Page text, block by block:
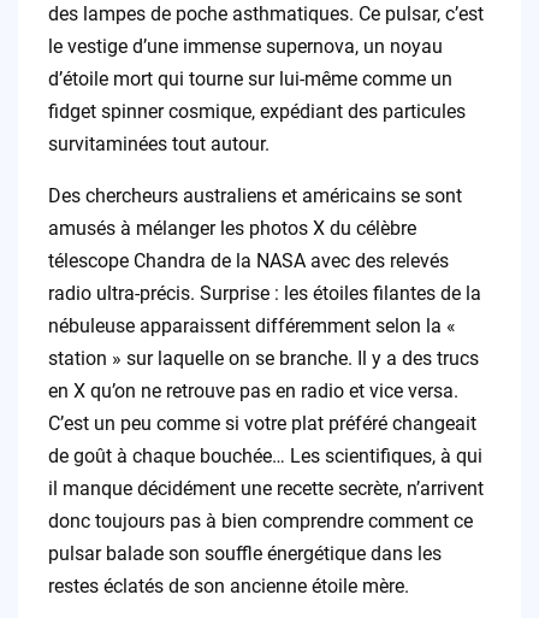
des lampes de poche asthmatiques. Ce pulsar, c’est
le vestige d’une immense supernova, un noyau
d’étoile mort qui tourne sur lui-même comme un
fidget spinner cosmique, expédiant des particules
survitaminées tout autour.
Des chercheurs australiens et américains se sont
amusés à mélanger les photos X du célèbre
télescope Chandra de la NASA avec des relevés
radio ultra-précis. Surprise : les étoiles filantes de la
nébuleuse apparaissent différemment selon la «
station » sur laquelle on se branche. Il y a des trucs
en X qu’on ne retrouve pas en radio et vice versa.
C’est un peu comme si votre plat préféré changeait
de goût à chaque bouchée… Les scientifiques, à qui
il manque décidément une recette secrète, n’arrivent
donc toujours pas à bien comprendre comment ce
pulsar balade son souffle énergétique dans les
restes éclatés de son ancienne étoile mère.